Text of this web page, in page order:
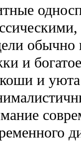
обычно
и
и